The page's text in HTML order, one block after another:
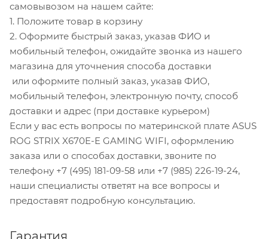
самовывозом на нашем сайте:
1. Положите товар в корзину
2. Оформите быстрый заказ, указав ФИО и
мобильный телефон, ожидайте звонка из нашего
магазина для уточнения способа доставки
или оформите полный заказ, указав ФИО,
мобильный телефон, электронную почту, способ
доставки и адрес (при доставке курьером)
Если у вас есть вопросы по материнской плате ASUS
ROG STRIX X670E-E GAMING WIFI, оформлению
заказа или о способах доставки, звоните по
телефону +7 (495) 181-09-58 или +7 (985) 226-19-24,
наши специалисты ответят на все вопросы и
предоставят подробную консультацию.